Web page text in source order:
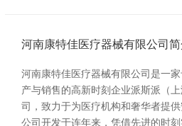
河南康特佳医疗器械有限公司简
河南康特佳医疗器械有限公司是一
产与销售的高新时刻企业派斯派（
司，致力于为医疗机构和奢华者提供
公司开发于连年来，凭借先进的时